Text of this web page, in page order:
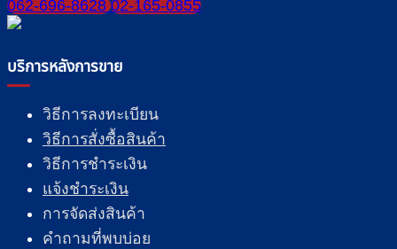
062-696-8628 02-165-0855
บริการหลังการขาย
วิธีการลงทะเบียน
วิธีการสั่งซื้อสินค้า
วิธีการชำระเงิน
แจ้งชำระเงิน
การจัดส่งสินค้า
คำถามที่พบบ่อย